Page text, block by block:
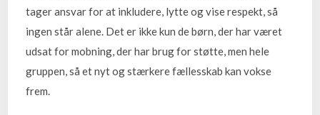
tager ansvar for at inkludere, lytte og vise respekt, så
ingen står alene. Det er ikke kun de børn, der har været
udsat for mobning, der har brug for støtte, men hele
gruppen, så et nyt og stærkere fællesskab kan vokse
frem.